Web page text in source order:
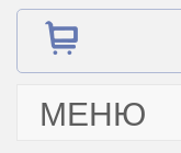
МЕНЮ